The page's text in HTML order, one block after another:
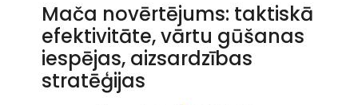
Mača novērtējums: taktiskā
efektivitāte, vārtu gūšanas
iespējas, aizsardzības
stratēģijas